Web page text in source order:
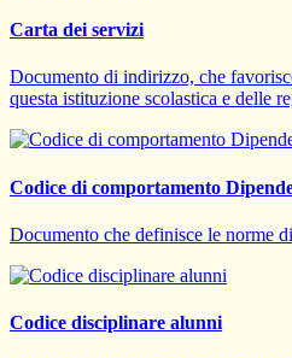
Carta dei servizi
Documento di indirizzo, che
questa istituzione scolastica e delle
Codice di comportamento
Documento che definisce le norme
Codice disciplinare alunni